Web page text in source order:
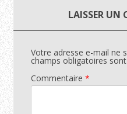
LAISSER UN
Votre adresse e-mail ne
champs obligatoires
Commentaire *